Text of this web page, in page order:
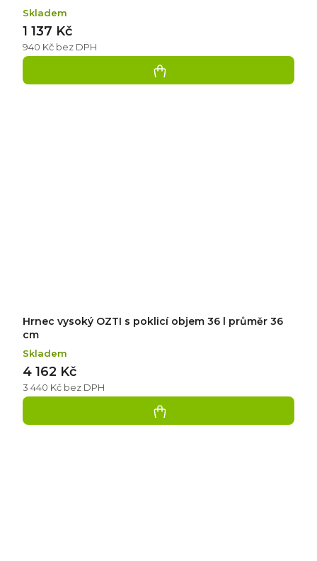
Skladem
940 Kč bez DPH
1 137 Kč
Hrnec vysoký OZTI s poklicí objem 36 l průměr 36
cm
Skladem
3 440 Kč bez DPH
4 162 Kč